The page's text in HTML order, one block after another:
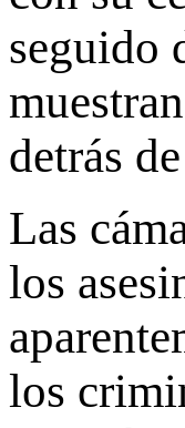
seguido
detrás
Las
los
los